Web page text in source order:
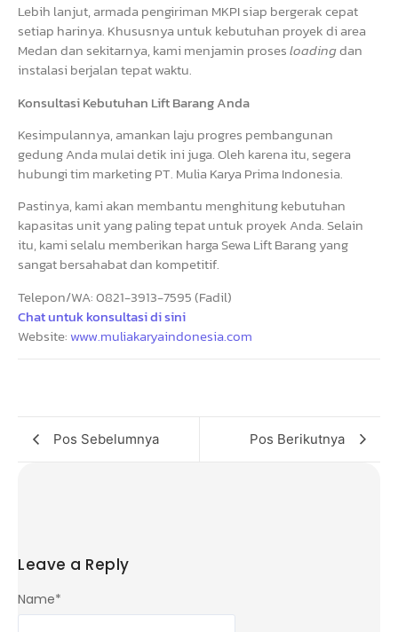
Lebih lanjut, armada pengiriman MKPI siap bergerak cepat
setiap harinya. Khususnya untuk kebutuhan proyek di area
Medan dan sekitarnya, kami menjamin prosesloadingdan
instalasi berjalan tepat waktu.
Konsultasi Kebutuhan Lift Barang Anda
Kesimpulannya, amankan laju progres pembangunan
gedung Anda mulai detik ini juga. Oleh karena itu, segera
hubungi tim marketing PT. Mulia Karya Prima Indonesia.
Pastinya, kami akan membantu menghitung kebutuhan
kapasitas unit yang paling tepat untuk proyek Anda. Selain
itu, kami selalu memberikan harga Sewa Lift Barang yang
sangat bersahabat dan kompetitif.
Telepon/WA: 0821-3913-7595 (Fadil)
Chat untuk konsultasi di sini
Website: www.muliakaryaindonesia.com
Pos Sebelumnya Pos Berikutnya
Leave a Reply
Name*